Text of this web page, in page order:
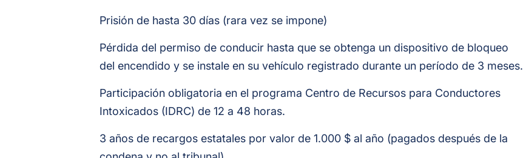
Prisión de hasta 30 días (rara vez se impone)
Pérdida del permiso de conducir hasta que se obtenga un dispositivo de bloqueo
del encendido y se instale en su vehículo registrado durante un período de 3 meses.
Participación obligatoria en el programa Centro de Recursos para Conductores
Intoxicados (IDRC) de 12 a 48 horas.
3 años de recargos estatales por valor de 1.000 $ al año (pagados después de la